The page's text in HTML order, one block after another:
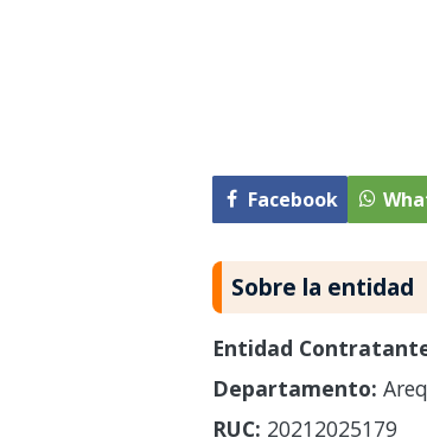
Facebook
Sobre la entidad
Entidad
Departamento:
RUC: 20212025179